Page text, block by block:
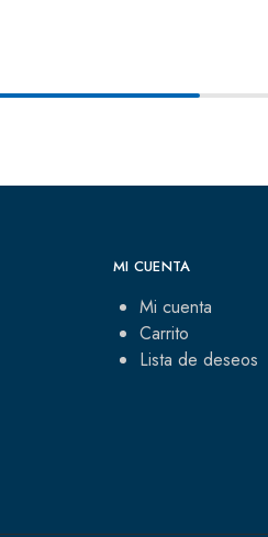
MI CUENTA
Mi cuenta
Carrito
Lista de deseos